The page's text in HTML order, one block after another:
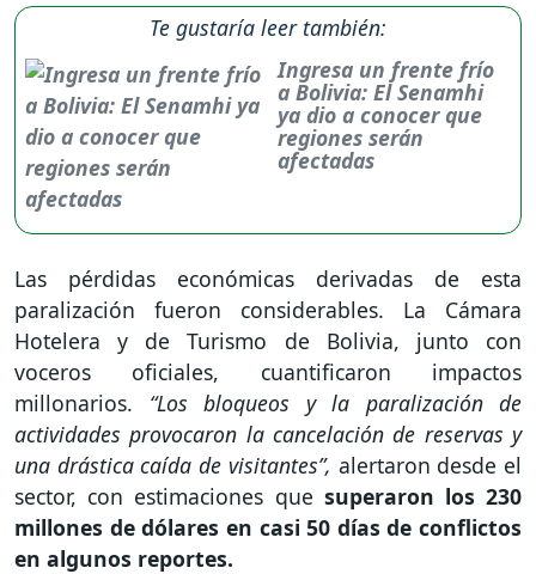
Te gustaría leer también:
Ingresa un frente frío
a Bolivia: El Senamhi
ya dio a conocer que
regiones serán
afectadas
Las pérdidas económicas derivadas de esta
paralización fueron considerables. La Cámara
Hotelera y de Turismo de Bolivia, junto con
voceros oficiales, cuantificaron impactos
millonarios. “Los bloqueos y la paralización de
actividades provocaron la cancelación de reservas y
una drástica caída de visitantes”, alertaron desde el
sector, con estimaciones que superaron los 230
millones de dólares en casi 50 días de conflictos
en algunos reportes.